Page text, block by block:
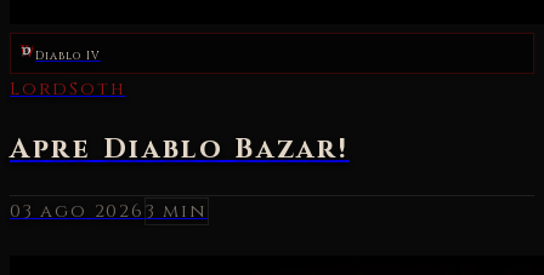
Diablo IV
03 ago 20263 min